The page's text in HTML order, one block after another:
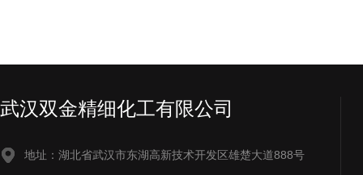
武汉双金精细化工有限公司
地址：湖北省武汉市东湖高新技术开发区雄楚大道888号